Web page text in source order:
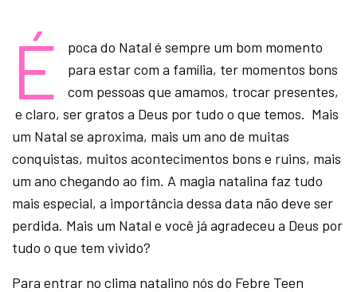
É
poca do Natal é sempre um bom momento
para estar com a família, ter momentos bons
com pessoas que amamos, trocar presentes,
e claro, ser gratos a Deus por tudo o que temos. Mais
um Natal se aproxima, mais um ano de muitas
conquistas, muitos acontecimentos bons e ruins, mais
um ano chegando ao fim. A magia natalina faz tudo
mais especial, a importância dessa data não deve ser
perdida. Mais um Natal e você já agradeceu a Deus por
tudo o que tem vivido?
Para entrar no clima natalino nós do Febre Teen